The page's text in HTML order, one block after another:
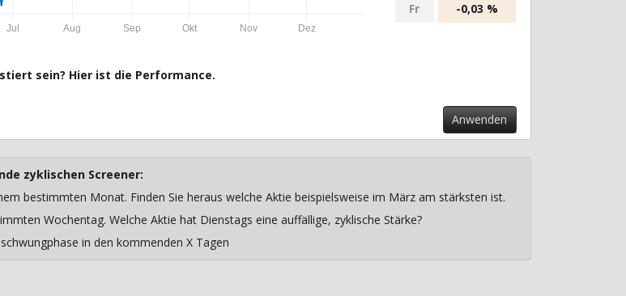
Jul Aug Sep Okt Nov Dez
Fr -0,03 %
sein? Hier ist die Performance.
zyklischen Screener:
bestimmten Monat. Finden Sie heraus welche Aktie beispielsweise im März am stärksten ist.
Wochentag. Welche Aktie hat Dienstags eine auffällige, zyklische Stärke?
in den kommenden X Tagen